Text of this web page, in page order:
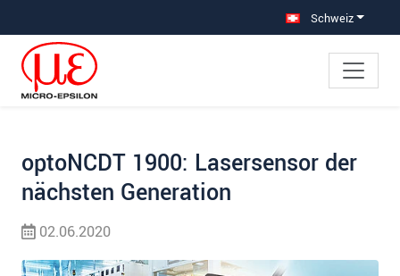
Schweiz
optoNCDT 1900: Lasersensor der
nächsten Generation
02.06.2020